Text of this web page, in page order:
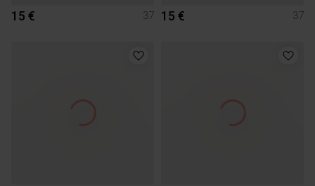
15 € 37 15 € 37